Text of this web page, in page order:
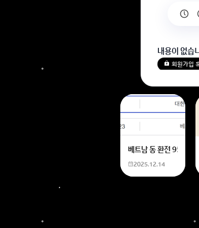
내용이 없습
회원가입
베트남 동 환전
2025.12.14